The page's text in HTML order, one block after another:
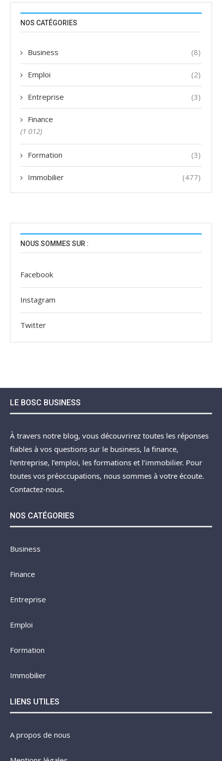
NOS CATÉGORIES
Business (8)
Emploi (2)
Entreprise (3)
Finance
(1 012)
Formation (3)
Immobilier (477)
NOUS SOMMES SUR :
Facebook
Instagram
Twitter
LE BOSC BUSINESS
À travers notre blog, vous découvrirez toutes les réponses
fiables à vos questions sur le business, la finance,
l’entreprise, l’emploi, les formations et l’immobilier. Pour
toutes vos préoccupations, nous sommes à votre écoute.
Contactez-nous.
NOS CATÉGORIES
Business
Finance
Entreprise
Emploi
Formation
Immobilier
LIENS UTILES
A propos de nous